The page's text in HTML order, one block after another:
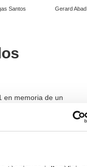
Santos Gerard
en memoria de un
sido: